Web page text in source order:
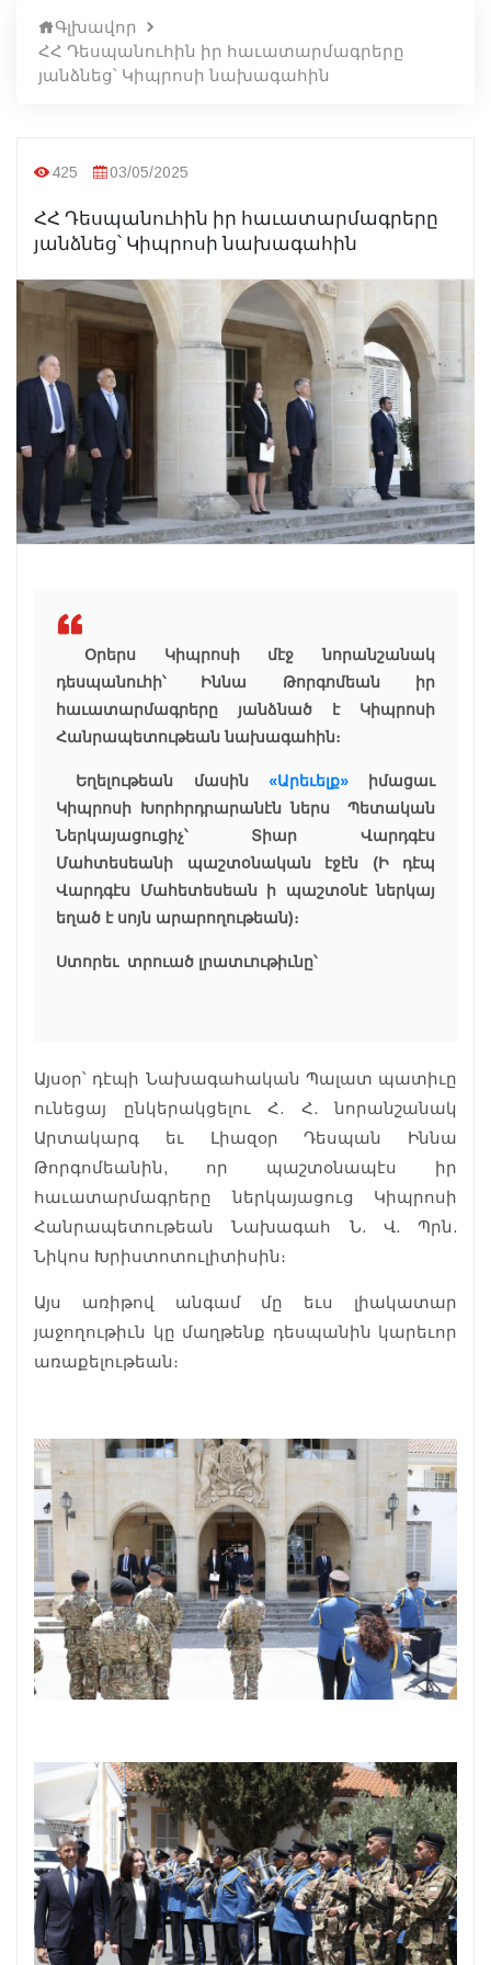
Գլխավոր
ՀՀ Դեսպանուհին իր հաւատարմագրերը
յանձնեց՝ Կիպրոսի նախագահին
425 03/05/2025
ՀՀ Դեսպանուհին իր հաւատարմագրերը
յանձնեց՝ Կիպրոսի նախագահին
Օրերս Կիպրոսի մէջ նորանշանակ
դեսպանուհի՝ Իննա Թորգոմեան իր
հաւատարմագրերը յանձնած է Կիպրոսի
Հանրապետութեան նախագահին։
Եղելութեան մասին «Արեւելք»իմացաւ
Կիպրոսի Խորհրդրարանէն ներս Պետական
Ներկայացուցիչ՝ Տիար Վարդգէս
Մահտեսեանի պաշտօնական էջէն (Ի դէպ
Վարդգէս Մահետեսեան ի պաշտօնէ ներկայ
եղած է սոյն արարողութեան)։
Ստորեւ տրուած լրատւութիւնը՝
Այսօր՝ դէպի Նախագահական Պալատ պատիւը
ունեցայ ընկերակցելու Հ. Հ. նորանշանակ
Արտակարգ եւ Լիազօր Դեսպան Իննա
Թորգոմեանին, որ պաշտօնապէս իր
հաւատարմագրերը ներկայացուց Կիպրոսի
Հանրապետութեան Նախագահ Ն. Վ. Պրն.
Նիկոս Խրիստոտուլիտիսին։
Այս առիթով անգամ մը եւս լիակատար
յաջողութիւն կը մաղթենք դեսպանին կարեւոր
առաքելութեան։